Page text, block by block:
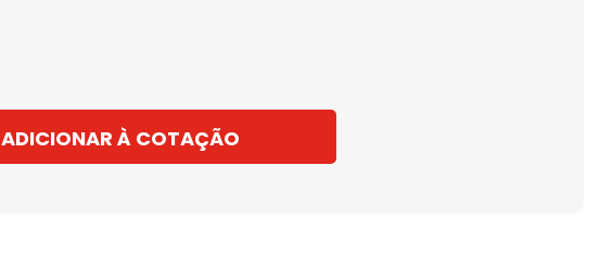
ADICIONAR À COTAÇÃO